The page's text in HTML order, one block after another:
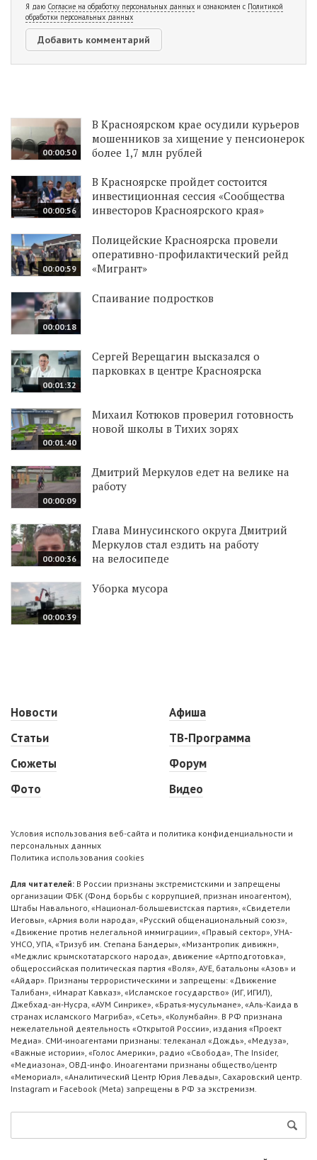
Я даю Согласие на обработку персональных данных и ознакомлен с Политикой
обработки персональных данных
00:00:50
В Красноярском крае осудили курьеров
мошенников за хищение у пенсионерок
более 1,7 млн рублей
00:00:56
В Красноярске пройдет состоится
инвестиционная сессия «Сообщества
инвесторов Красноярского края»
00:00:59
Полицейские Красноярска провели
оперативно-профилактический рейд
«Мигрант»
00:00:18
Спаивание подростков
00:01:32
Сергей Верещагин высказался о
парковках в центре Красноярска
00:01:40
Михаил Котюков проверил готовность
новой школы в Тихих зорях
00:00:09
Дмитрий Меркулов едет на велике на
работу
00:00:36
Глава Минусинского округа Дмитрий
Меркулов стал ездить на работу
на велосипеде
00:00:39
Уборка мусора
Новости
Статьи
Сюжеты
Фото
Афиша
ТВ-Программа
Форум
Видео
Условия использования веб-сайта и политика конфиденциальности и
персональных данных
Политика использования cookies
Для читателей: В России признаны экстремистскими и запрещены
организации ФБК (Фонд борьбы с коррупцией, признан иноагентом),
Штабы Навального, «Национал-большевистская партия», «Свидетели
Иеговы», «Армия воли народа», «Русский общенациональный союз»,
«Движение против нелегальной иммиграции», «Правый сектор», УНА-
УНСО, УПА, «Тризуб им. Степана Бандеры», «Мизантропик дивижн»,
«Меджлис крымскотатарского народа», движение «Артподготовка»,
общероссийская политическая партия «Воля», АУЕ, батальоны «Азов» и
«Айдар». Признаны террористическими и запрещены: «Движение
Талибан», «Имарат Кавказ», «Исламское государство» (ИГ, ИГИЛ),
Джебхад-ан-Нусра, «АУМ Синрике», «Братья-мусульмане», «Аль-Каида в
странах исламского Магриба», «Сеть», «Колумбайн». В РФ признана
нежелательной деятельность «Открытой России», издания «Проект
Медиа». СМИ-иноагентами признаны: телеканал «Дождь», «Медуза»,
«Важные истории», «Голос Америки», радио «Свобода», The Insider,
«Медиазона», ОВД-инфо. Иноагентами признаны общество/центр
«Мемориал», «Аналитический Центр Юрия Левады», Сахаровский центр.
Instagram и Facebook (Metа) запрещены в РФ за экстремизм.